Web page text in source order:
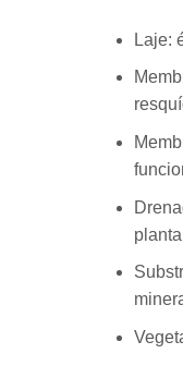
Laje: